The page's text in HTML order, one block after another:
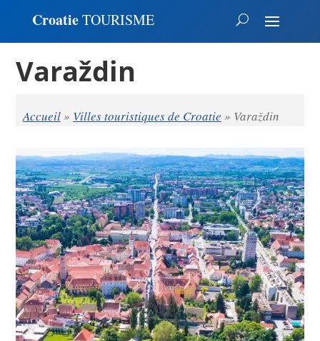
CroatieTOURISME
Varaždin
Accueil» Villes touristiques de Croatie » Varaždin